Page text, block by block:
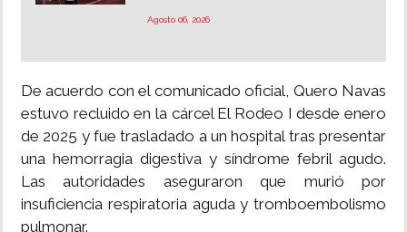
Agosto 06, 2026
De acuerdo con el comunicado oficial, Quero Navas
estuvo recluido en la cárcel El Rodeo I desde enero
de 2025 y fue trasladado a un hospital tras presentar
una hemorragia digestiva y síndrome febril agudo.
Las autoridades aseguraron que murió por
insuficiencia respiratoria aguda y tromboembolismo
pulmonar.